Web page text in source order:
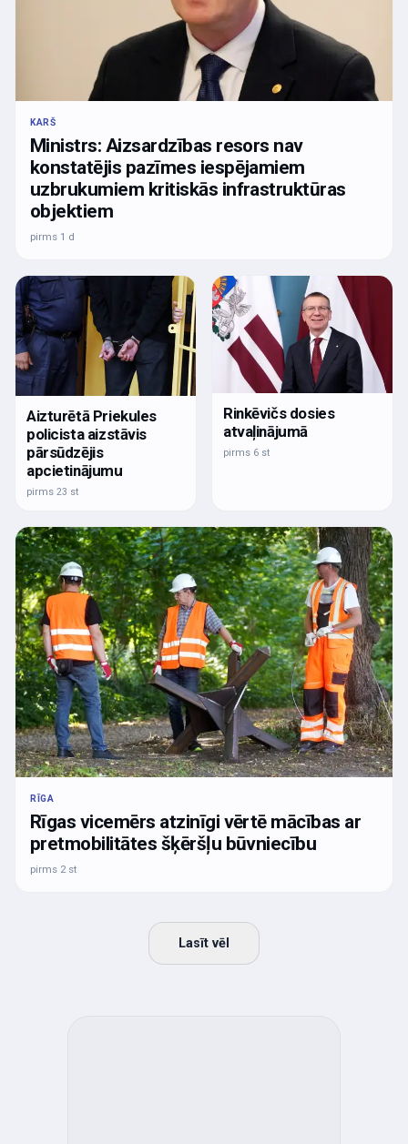
KARŠ
Ministrs: Aizsardzības resors nav
konstatējis pazīmes iespējamiem
uzbrukumiem kritiskās infrastruktūras
objektiem
pirms 1 d
Aizturētā Priekules
policista aizstāvis
pārsūdzējis
apcietinājumu
pirms 23 st
Rinkēvičs dosies
atvaļinājumā
pirms 6 st
RĪGA
Rīgas vicemērs atzinīgi vērtē mācības ar
pretmobilitātes šķēršļu būvniecību
pirms 2 st
Lasīt vēl